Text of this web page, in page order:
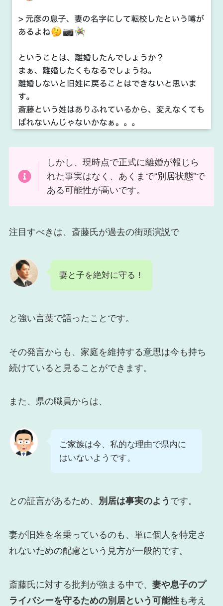
しかし、現時点で正式に離婚が報じら
れた事実はなく、あくまで“別居状態”で
ある可能性が高いです。
注目すべきは、斎藤氏が過去の街頭演説で
妻と子を絶対に守る！
と強い言葉で語ったことです。
その発言からも、家庭を維持する意思は今も持ち
続けていると見ることができます。
また、県の職員からは、
ご家族は今、私的な理由で県内に
はいないようです。
との証言があるため、 別居は事実のよう です。
妻が旧姓を名乗っているのも、単に個人を特定さ
れないための配慮という見方が一般的です。
斎藤氏に対する批判が強まる中で、 妻や息子のプ
ライバシーを守るための別居という可能性も考え